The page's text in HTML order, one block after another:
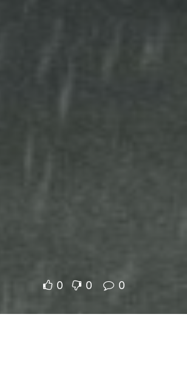
0 0 0